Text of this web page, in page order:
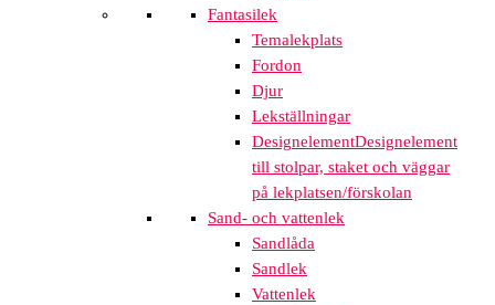
Fantasilek
Temalekplats
Fordon
Djur
Lekställningar
DesignelementDesignelement
till stolpar, staket och väggar
på lekplatsen/förskolan
Sand- och vattenlek
Sandlåda
Sandlek
Vattenlek